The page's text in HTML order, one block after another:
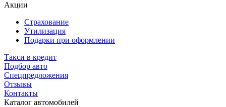
Акции
Страхование
Утилизация
Подарки при оформлении
Такси в кредит
Подбор авто
Спецпредложения
Отзывы
Контакты
Каталог автомобилей